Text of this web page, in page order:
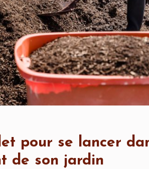
pour se lancer
de son jardin